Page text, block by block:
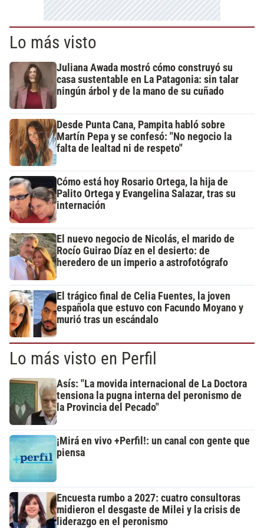
Lo más visto
Juliana Awada mostró cómo construyó su
casa sustentable en La Patagonia: sin talar
ningún árbol y de la mano de su cuñado
Desde Punta Cana, Pampita habló sobre
Martín Pepa y se confesó: "No negocio la
falta de lealtad ni de respeto"
Cómo está hoy Rosario Ortega, la hija de
Palito Ortega y Evangelina Salazar, tras su
internación
El nuevo negocio de Nicolás, el marido de
Rocío Guirao Díaz en el desierto: de
heredero de un imperio a astrofotógrafo
El trágico final de Celia Fuentes, la joven
española que estuvo con Facundo Moyano y
murió tras un escándalo
Lo más visto en Perfil
Asís: "La movida internacional de La Doctora
tensiona la pugna interna del peronismo de
la Provincia del Pecado"
¡Mirá en vivo +Perfil!: un canal con gente que
piensa
Encuesta rumbo a 2027: cuatro consultoras
midieron el desgaste de Milei y la crisis de
liderazgo en el peronismo